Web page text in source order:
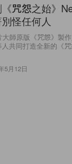
《咒怨之始》
怪任何人
師原版《咒怨》製
共同打造全新的《
5月12日